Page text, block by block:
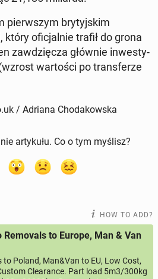
pier­wszym bry­tyjskim
, który ofic­jal­nie trafił do grona
za­wdz­ięcza głównie in­west­y­
wartoś­ci po trans­ferze
/ Adriana Chodakowska
artykułu. Co o tym myślisz?
HOW TO ADD?
Removals to Europe, Man & Van
to Poland, Man&Van to EU, Low Cost,
Clearance. Part load 5m3/300kg